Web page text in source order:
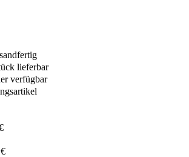
lieferbar
verfügbar
€